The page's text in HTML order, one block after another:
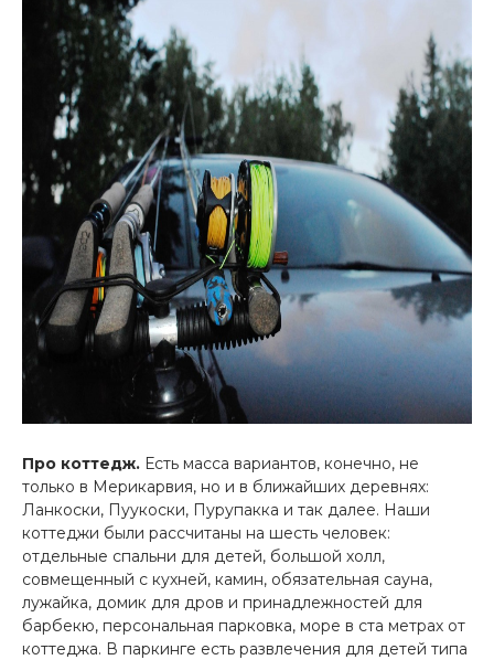
Про коттедж. Есть масса вариантов, конечно, не
только в Мерикарвия, но и в ближайших деревнях:
Ланкоски, Пуукоски, Пурупакка и так далее. Наши
коттеджи были рассчитаны на шесть человек:
отдельные спальни для детей, большой холл,
совмещенный с кухней, камин, обязательная сауна,
лужайка, домик для дров и принадлежностей для
барбекю, персональная парковка, море в ста метрах от
коттеджа. В паркинге есть развлечения для детей типа